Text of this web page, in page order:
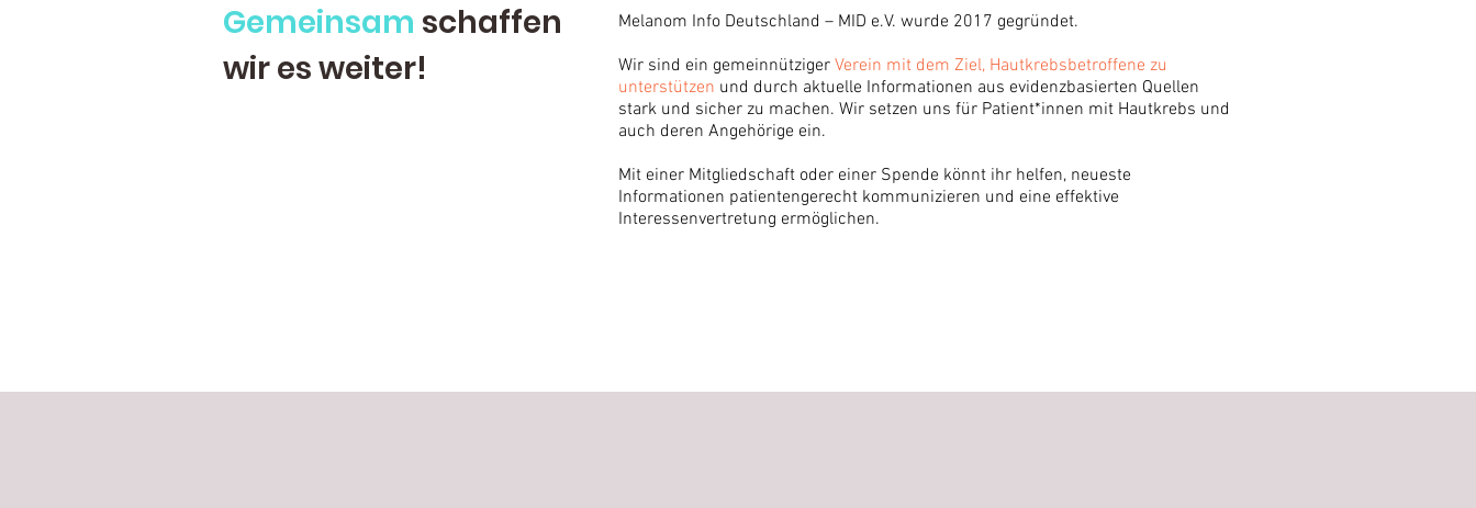
Gemeinsam schaffen
wir es weiter!
Melanom Info Deutschland – MID e.V. wurde 2017 gegründet.
Wir sind ein gemeinnütziger Verein mit dem Ziel, Hautkrebsbetroffene zu
unterstützen und durch aktuelle Informationen aus evidenzbasierten Quellen
stark und sicher zu machen. Wir setzen uns für Patient*innen mit Hautkrebs und
auch deren Angehörige ein.
Mit einer Mitgliedschaft oder einer Spende könnt ihr helfen, neueste
Informationen patientengerecht kommunizieren und eine effektive
Interessenvertretung ermöglichen.